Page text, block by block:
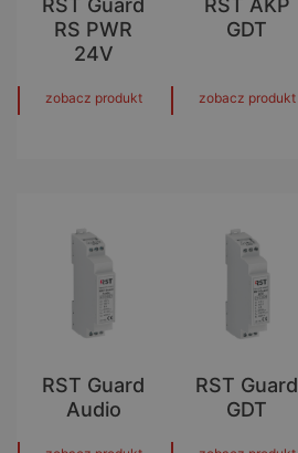
RST Guard
RS PWR
24V
zobacz produkt
RST AKP
GDT
zobacz produkt
RST Guard
Audio
RST Guard
GDT